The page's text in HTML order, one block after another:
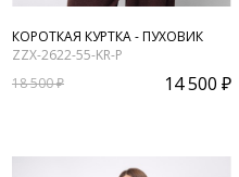
КОРОТКАЯ КУРТКА - ПУХОВИК
ZZX-2622-55-KR-P
18 500 ₽
14 500 ₽